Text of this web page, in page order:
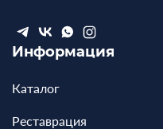
Информация
Каталог
Реставрация